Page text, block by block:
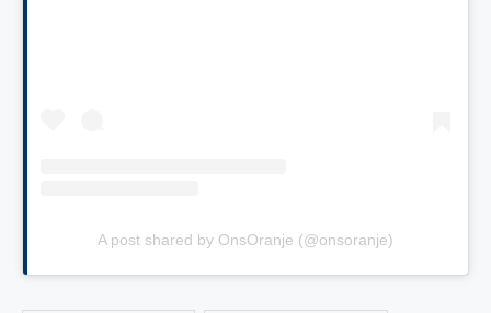
A post shared by OnsOranje (@onsoranje)